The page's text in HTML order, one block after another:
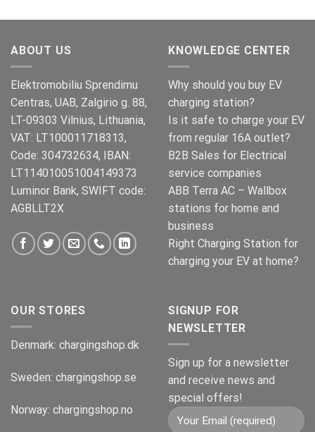
ABOUT US
Elektromobiliu Sprendimu
Centras, UAB, Zalgirio g. 88,
LT-09303 Vilnius, Lithuania,
VAT: LT100011718313,
Code: 304732634, IBAN:
LT114010051004149373
Luminor Bank, SWIFT code:
AGBLLT2X
KNOWLEDGE CENTER
Why should you buy EV
charging station?
Is it safe to charge your EV
from regular 16A outlet?
B2B Sales for Electrical
service companies
ABB Terra AC – Wallbox
stations for home and
business
Right Charging Station for
charging your EV at home?
OUR STORES
Denmark: chargingshop.dk
Sweden: chargingshop.se
Norway: chargingshop.no
SIGNUP FOR
NEWSLETTER
Sign up for a newsletter
and receive news and
special offers!